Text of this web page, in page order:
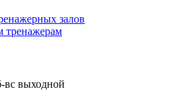
залов
тренажерам
вс выходной